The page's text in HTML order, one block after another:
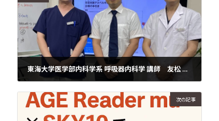
東海大学医学部内科学系 呼吸器内科学 講師 友松 克允 先生
次の記事